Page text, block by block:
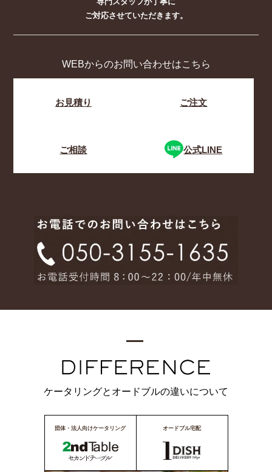
ご対応させていただきます。
WEBからのお問い合わせはこちら
お見積り ご注文
ご相談 公式LINE
ケータリングとオードブルの違いについて
団体・法人向けケータリング オードブル宅配